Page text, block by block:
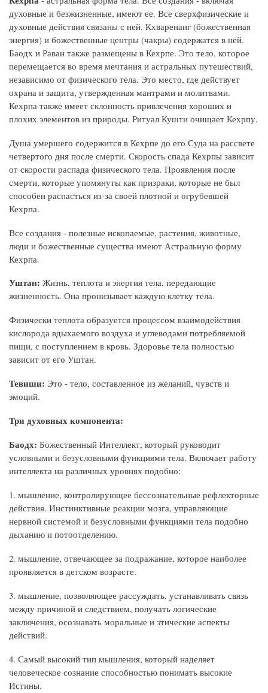
духовные и безжизненные, имеют ее. Все сверхфизические и
духовные действия связаны с ней. Кхваренанг (божественная
энергия) и божественные центры (чакры) содержатся в ней.
Баодх и Раван также размещены в Кехрпе. Это тело, которое
перемещается во время мечтания и астральных путешествий,
независимо от физического тела. Это место, где действует
охрана и защита, утвержденная мантрами и молитвами.
Кехрпа также имеет склонность привлечения хороших и
плохих элементов из природы. Ритуал Кушти очищает Кехрпу.
Душа умершего содержится в Кехрпе до его Суда на рассвете
четвертого дня после смерти. Скорость спада Кехрпы зависит
от скорости распада физического тела. Проявления после
смерти, которые упомянуты как призраки, которые не был
способен распасться из-за своей плотной и огрубевшей
Кехрпа.
Все создания - полезные ископаемые, растения, животные,
люди и божественные существа имеют Астральную форму
Кехрпа.
Уштан: Жизнь, теплота и энергия тела, передающие
жизненность. Она пронизывает каждую клетку тела.
Физически теплота образуется процессом взаимодействия
кислорода вдыхаемого воздуха и углеводами потребляемой
пищи, с поступлением в кровь. Здоровье тела полностью
зависит от его Уштан.
Тевиши: Это - тело, составленное из желаний, чувств и
эмоций.
Три духовных компонента:
Баодх: Божественный Интеллект, который руководит
условными и безусловными функциями тела. Включает работу
интеллекта на различных уровнях подобно:
1. мышление, контролирующее бессознательные рефлекторные
действия. Инстинктивные реакции мозга, управляющие
нервной системой и безусловными функциями тела подобно
дыханию и потоотделению.
2. мышление, отвечающее за подражание, которое наиболее
проявляется в детском возрасте.
3. мышление, позволяющее рассуждать, устанавливать связь
между причиной и следствием, получать логические
заключения, осознавать моральные и этические аспекты
действий.
4. Самый высокий тип мышления, который наделяет
человеческое сознание способностью понимать высокие
Истины.